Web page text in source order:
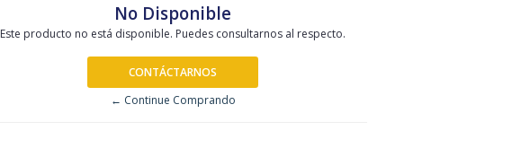
No Disponible
Este producto no está disponible. Puedes consultarnos al respecto.
CONTÁCTARNOS
← Continue Comprando